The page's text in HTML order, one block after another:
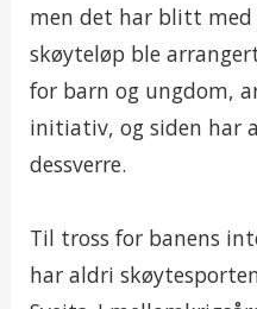
men det har blitt med
skøyteløp ble
for barn og ungdom,
initiativ, og siden
dessverre.
Til tross for banens
har aldri